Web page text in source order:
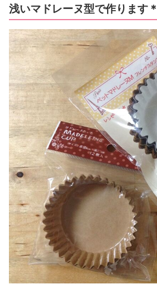
浅いマドレーヌ型で作ります＊